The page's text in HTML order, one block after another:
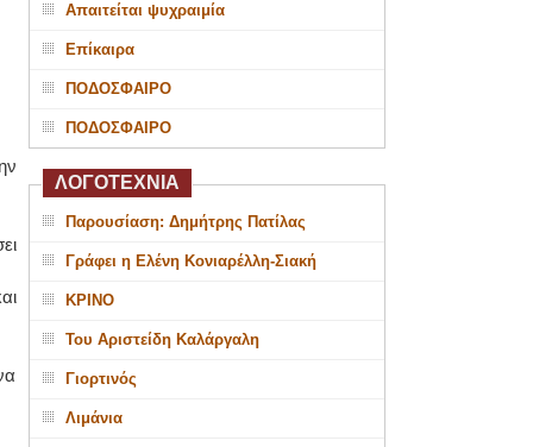
Απαιτείται ψυχραιμία
Επίκαιρα
ΠΟΔΟΣΦΑΙΡΟ
ΠΟΔΟΣΦΑΙΡΟ
ΛΟΓΟΤΕΧΝΙΑ
Παρουσίαση: Δημήτρης Πατίλας
Γράφει η Ελένη Κονιαρέλλη-Σιακή
ΚΡΙΝΟ
Του Αριστείδη Καλάργαλη
Γιορτινός
Λιμάνια